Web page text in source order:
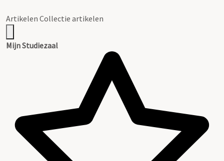
Artikelen Collectie artikelen
Mijn Studiezaal